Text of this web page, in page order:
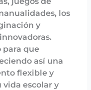
los
y
para que
así una
flexible y
vida escolar y